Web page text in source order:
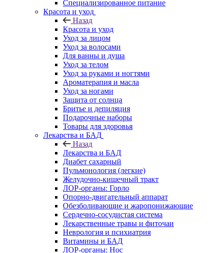
Специализированное питание
Красота и уход
Назад
Красота и уход
Уход за лицом
Уход за волосами
Для ванны и душа
Уход за телом
Уход за руками и ногтями
Ароматерапия и масла
Уход за ногами
Защита от солнца
Бритье и депиляция
Подарочные наборы
Товары для здоровья
Лекарства и БАД
Назад
Лекарства и БАД
Диабет сахарный
Пульмонология (легкие)
Желудочно-кишечный тракт
ЛОР-органы: Горло
Опорно-двигательный аппарат
Обезболивающие и жаропонижающие
Сердечно-сосудистая система
Лекарственные травы и фиточаи
Неврология и психиатрия
Витамины и БАД
ЛОР-органы: Нос